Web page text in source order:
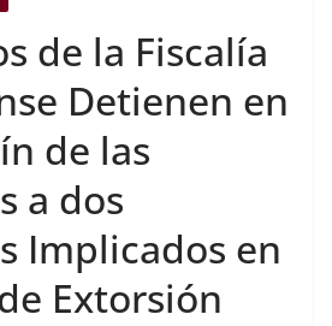
de la Fiscalía
Detienen en
de las
a dos
Implicados en
Extorsión